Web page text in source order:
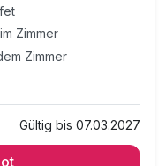
Zimmer
Zimmer
Gültig bis 07.03.2027